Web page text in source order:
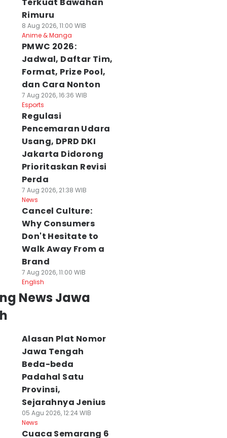
Rimuru
8 Aug 2026, 11:00 WIB
Anime & Manga
PMWC 2026:
Jadwal, Daftar Tim,
Format, Prize Pool,
dan Cara Nonton
7 Aug 2026, 16:36 WIB
Esports
Regulasi
Pencemaran Udara
Usang, DPRD DKI
Jakarta Didorong
Prioritaskan Revisi
Perda
7 Aug 2026, 21:38 WIB
News
Cancel Culture:
Why Consumers
Don't Hesitate to
Walk Away From a
Brand
7 Aug 2026, 11:00 WIB
English
News Jawa
Alasan Plat Nomor
Jawa Tengah
Beda-beda
Padahal Satu
Provinsi,
Sejarahnya Jenius
05 Agu 2026, 12:24 WIB
News
Cuaca Semarang 6